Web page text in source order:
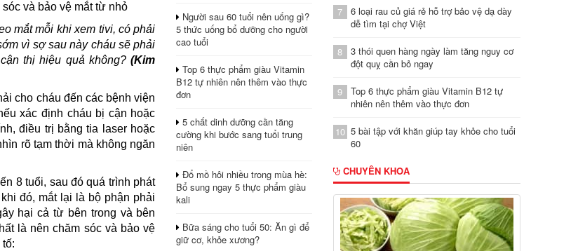
và bảo vệ mắt từ nhỏ
mắt mỗi khi xem tivi, có phải
vì sợ sau này cháu sẽ phải
thị hiệu quả không?(Kim
cho cháu đến các bệnh viện
xác định cháu bị cận hoặc
điều trị bằng tia laser hoặc
rõ tạm thời mà không ngăn
8 tuổi, sau đó quá trình phát
đó, mắt lại là bộ phận phải
hại cả từ bên trong và bên
là nên chăm sóc và bảo vệ
Người sau 60 tuổi nên uống gì?
5 thức uống bổ dưỡng cho người
cao tuổi
Top 6 thực phẩm giàu Vitamin
B12 tự nhiên nên thêm vào thực
đơn
5 chất dinh dưỡng cần tăng
cường khi bước sang tuổi trung
niên
Đổ mồ hôi nhiều trong mùa hè:
Bổ sung ngay 5 thực phẩm giàu
kali
Bữa sáng cho tuổi 50: Ăn gì để
giữ cơ, khỏe xương?
7
6 loại rau củ giá rẻ hỗ trợ bảo vệ dạ dày
dễ tìm tại chợ Việt
8
3 thói quen hàng ngày làm tăng nguy cơ
đột quỵ cần bỏ ngay
9
Top 6 thực phẩm giàu Vitamin B12 tự
nhiên nên thêm vào thực đơn
10 5 bài tập với khăn giúp tay khỏe cho tuổi
60
CHUYÊN KHOA